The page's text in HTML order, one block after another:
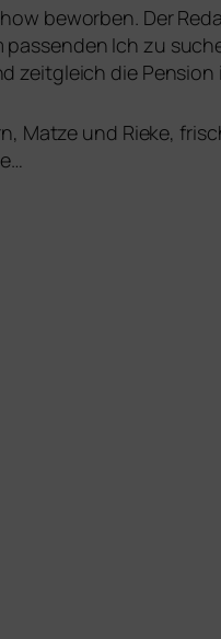
bewor­ben. Der
Ich zu
zeit­gleich die
Matze und Rieke,